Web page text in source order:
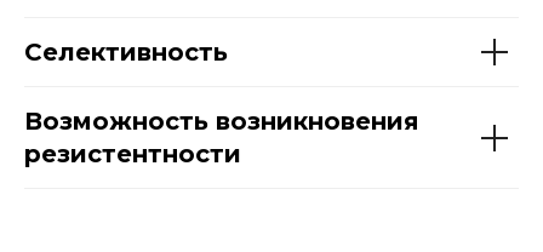
Селективность
Возможность возникновения
резистентности